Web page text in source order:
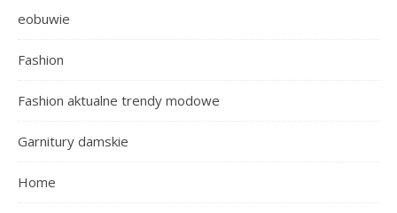
eobuwie
Fashion
Fashion aktualne trendy modowe
Garnitury damskie
Home